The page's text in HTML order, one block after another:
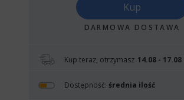
Kup
DARMOWA DOSTAWA
Kup teraz, otrzymasz 14.08 - 17.08
Dostępność: średnia ilość